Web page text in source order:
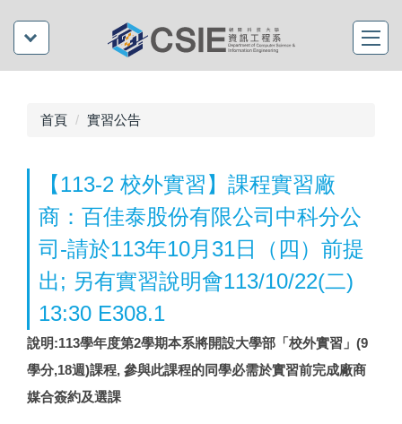
首頁 實習公告
【113-2 校外實習】課程實習廠
商：百佳泰股份有限公司中科分公
司-請於113年10月31日（四）前提
出; 另有實習說明會113/10/22(二)
13:30 E308.1
說明:113學年度第2學期本系將開設大學部「校外實習」(9
學分,18週)課程, 參與此課程的同學必需於實習前完成廠商
媒合簽約及選課